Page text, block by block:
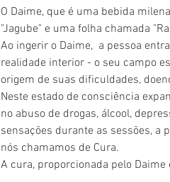
O Daime, que é uma bebida
"Jagube" e uma folha chamada
Ao ingerir o Daime,  a pessoa
realidade interior - o seu campo
origem de suas dificuldades,
Neste estado de consciência
no abuso de drogas, álcool,
sensações durante as sessões, a
nós chamamos de Cura.
A cura, proporcionada pelo